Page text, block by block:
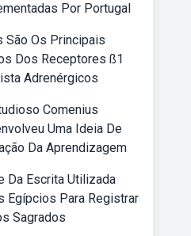
Por Portugal
São Os Principais
Dos Receptores ß1
Adrenérgicos
Comenius
Uma Ideia De
Da Aprendizagem
Da Escrita Utilizada
Egípcios Para Registrar
Sagrados